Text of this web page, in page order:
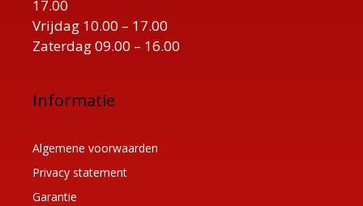
17.00
Vrijdag 10.00 – 17.00
Zaterdag 09.00 – 16.00
Informatie
Algemene voorwaarden
Privacy statement
Garantie